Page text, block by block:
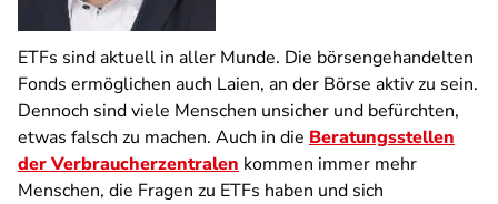
ETFs sind aktuell in aller Munde. Die börsengehandelten
Fonds ermöglichen auch Laien, an der Börse aktiv zu sein.
Dennoch sind viele Menschen unsicher und befürchten,
etwas falsch zu machen. Auch in die Beratungsstellen
der Verbraucherzentralen kommen immer mehr
Menschen, die Fragen zu ETFs haben und sich